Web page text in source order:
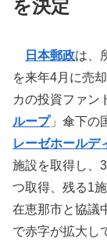
を決定
日本郵政は、
を来年4月に売
カの投資ファン
ループ」傘下の
レーゼホールデ
施設を取得し、
つ取得、残る1
在恵那市と協議
で赤字が拡大し